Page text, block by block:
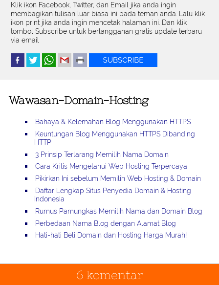
Klik ikon Facebook, Twitter, dan Email jika anda ingin
membagikan tulisan luar biasa ini pada teman anda. Lalu klik
ikon print jika anda ingin mencetak halaman ini. Dan klik
tombol Subscribe untuk berlangganan gratis update terbaru
via email
Wawasan-Domain-Hosting
Bahaya & Kelemahan Blog Menggunakan HTTPS
Keuntungan Blog Menggunakan HTTPS Dibanding
HTTP
3 Prinsip Terlarang Memilih Nama Domain
Cara Kritis Mengetahui Web Hosting Terpercaya
Pikirkan Ini sebelum Memilih Web Hosting & Domain
Daftar Lengkap Situs Penyedia Domain & Hosting
Indonesia
Rumus Pamungkas Memilih Nama dan Domain Blog
Perbedaan Nama Blog dengan Alamat Blog
Hati-hati Beli Domain dan Hosting Harga Murah!
6 komentar